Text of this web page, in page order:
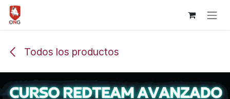
Ir al contenido
Todos los productos